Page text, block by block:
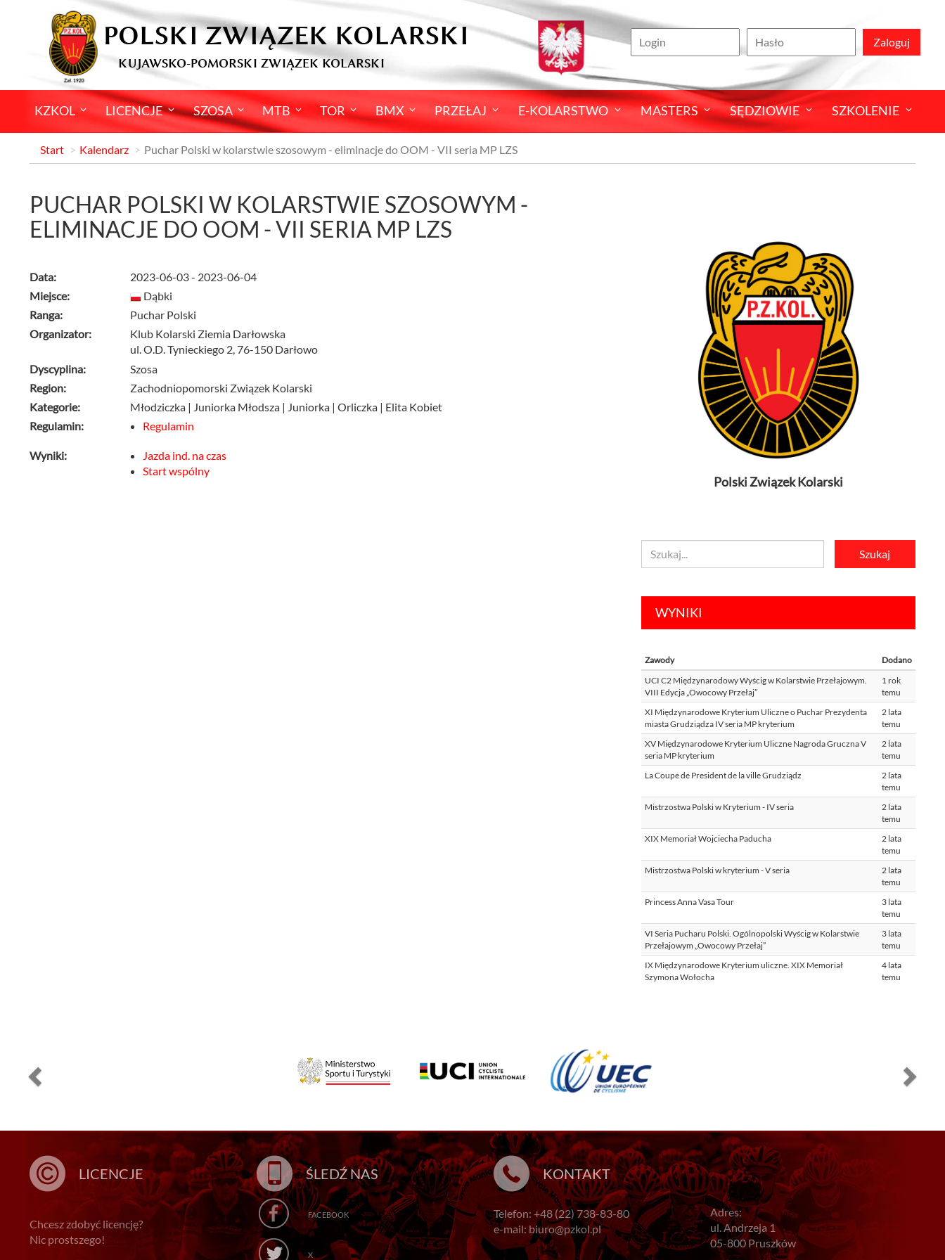
POLSKI ZWIĄZEK KOLARSKI
KUJAWSKO-POMORSKI ZWIĄZEK KOLARSKI
Zaloguj
KZKOL LICENCJE SZOSA MTB TOR BMX PRZEŁAJ E-KOLARSTWO MASTERS SĘDZIOWIE SZKOLENIE
Start Kalendarz Puchar Polski w kolarstwie szosowym - eliminacje do OOM - VII seria MP LZS
PUCHAR POLSKI W KOLARSTWIE SZOSOWYM -
ELIMINACJE DO OOM - VII SERIA MP LZS
Data:
2023-06-03 - 2023-06-04
Miejsce:
Dąbki
Ranga:
Puchar Polski
Organizator:
Klub Kolarski Ziemia Darłowska
ul. O.D. Tynieckiego 2, 76-150 Darłowo
Dyscyplina:
Szosa
Region:
Zachodniopomorski Związek Kolarski
Kategorie:
Młodziczka | Juniorka Młodsza | Juniorka | Orliczka | Elita Kobiet
Regulamin:
Regulamin
Wyniki:
Jazda ind. na czas
Start wspólny
Polski Związek Kolarski
WYNIKI
Zawody
Dodano
UCI C2 Międzynarodowy Wyścig w Kolarstwie Przełajowym.
VIII Edycja „Owocowy Przełaj”
1 rok
temu
XI Międzynarodowe Kryterium Uliczne o Puchar Prezydenta
miasta Grudziądza IV seria MP kryterium
2 lata
temu
XV Międzynarodowe Kryterium Uliczne Nagroda Gruczna V
seria MP kryterium
2 lata
temu
La Coupe de President de la ville Grudziądz
2 lata
temu
Mistrzostwa Polski w Kryterium - IV seria
2 lata
temu
XIX Memoriał Wojciecha Paducha
2 lata
temu
Mistrzostwa Polski w kryterium - V seria
2 lata
temu
Princess Anna Vasa Tour
3 lata
temu
VI Seria Pucharu Polski. Ogólnopolski Wyścig w Kolarstwie
Przełajowym „Owocowy Przełaj”
3 lata
temu
IX Międzynarodowe Kryterium uliczne. XIX Memoriał
Szymona Wołocha
4 lata
temu
LICENCJE
Chcesz zdobyć licencję?
Nic prostszego!
ŚLEDŹ NAS
FACEBOOK
X
KONTAKT
Telefon: +48 (22) 738-83-80
e-mail: biuro@pzkol.pl
Adres:
ul. Andrzeja 1
05-800 Pruszków